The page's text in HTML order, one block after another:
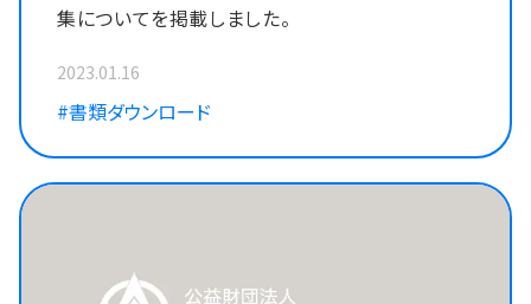
集についてを掲載しました。
2023.01.16
#書類ダウンロード